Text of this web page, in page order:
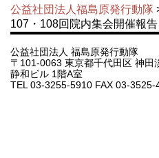
公益社団法人福島原発行動隊
107・108回院内集会開催報告
公益社団法人 福島原発行動隊
〒101-0063 東京都千代田区 神田
静和ビル 1階A室
TEL 03-3255-5910 FAX 03-3525-